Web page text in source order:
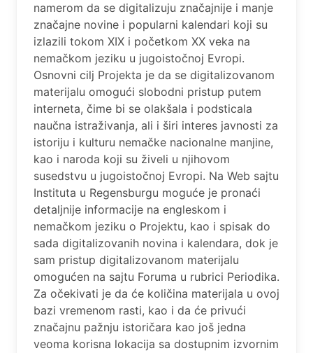
namerom da se digitalizuju značajnije i manje
značajne novine i popularni kalendari koji su
izlazili tokom XIX i početkom XX veka na
nemačkom jeziku u jugoistočnoj Evropi.
Osnovni cilj Projekta je da se digitalizovanom
materijalu omogući slobodni pristup putem
interneta, čime bi se olakšala i podsticala
naučna istraživanja, ali i širi interes javnosti za
istoriju i kulturu nemačke nacionalne manjine,
kao i naroda koji su živeli u njihovom
susedstvu u jugoistočnoj Evropi. Na Web sajtu
Instituta u Regensburgu moguće je pronaći
detaljnije informacije na engleskom i
nemačkom jeziku o Projektu, kao i spisak do
sada digitalizovanih novina i kalendara, dok je
sam pristup digitalizovanom materijalu
omogućen na sajtu Foruma u rubrici Periodika.
Za očekivati je da će količina materijala u ovoj
bazi vremenom rasti, kao i da će privući
značajnu pažnju istoričara kao još jedna
veoma korisna lokacija sa dostupnim izvornim